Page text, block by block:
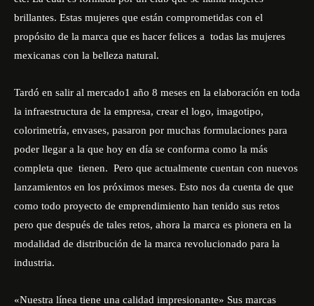
brillantes. Estas mujeres que están comprometidas con el
propósito de la marca que es hacer felices a todas las mujeres
mexicanas con la belleza natural.
Tardó en salir al mercado1 año 8 meses en la elaboración en toda
la infraestructura de la empresa, crear el logo, imagotipo,
colorimetría, envases, pasaron por muchas formulaciones para
poder llegar a la que hoy en día se conforma como la más
completa que tienen. Pero que actualmente cuentan con nuevos
lanzamientos en los próximos meses. Esto nos da cuenta de que
como todo proyecto de emprendimiento han tenido sus retos
pero que después de tales retos, ahora la marca es pionera en la
modalidad de distribución de la marca revolucionado para la
industria.
«Nuestra línea tiene una calidad impresionante» Sus marcas